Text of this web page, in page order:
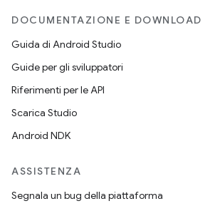
DOCUMENTAZIONE E DOWNLOAD
Guida di Android Studio
Guide per gli sviluppatori
Riferimenti per le API
Scarica Studio
Android NDK
ASSISTENZA
Segnala un bug della piattaforma